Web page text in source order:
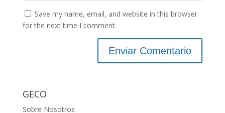
Save my name, email, and website in this browser
for the next time I comment.
GECO
Sobre Nosotros